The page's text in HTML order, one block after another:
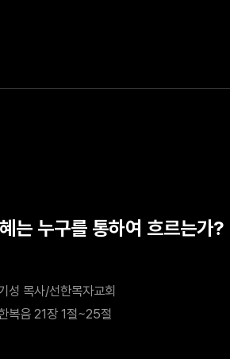
는 누구를 통하여 흐르는가?
성 목사/선한목자교회
복음 21장 1절~25절